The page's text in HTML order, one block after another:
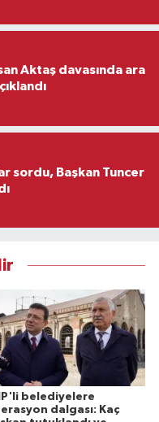
Aktaş davasında ara
sordu, Başkan Tuncer
belediyelere
dalgası: Kaç